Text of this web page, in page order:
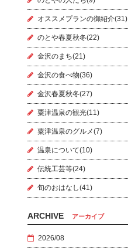
オススメプランの御紹介(31)
のとや春夏秋冬(22)
金沢のまち(21)
金沢の食べ物(36)
金沢春夏秋冬(27)
粟津温泉の観光(11)
粟津温泉のグルメ(7)
温泉について(10)
伝統工芸等(24)
旬のおはなし(41)
ARCHIVE アーカイブ
2026/08